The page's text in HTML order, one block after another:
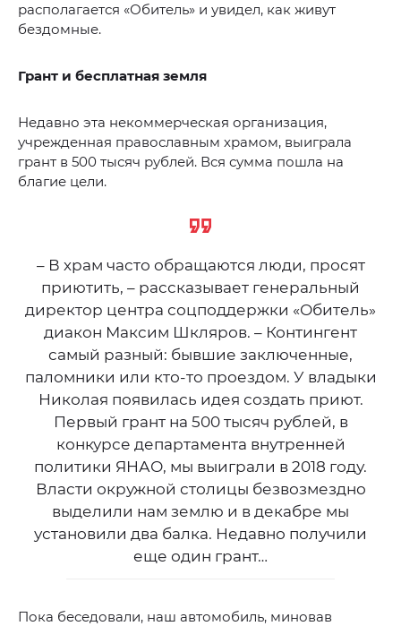
располагается «Обитель» и увидел, как живут
бездомные.
Грант и бесплатная земля
Недавно эта некоммерческая организация,
учрежденная православным храмом, выиграла
грант в 500 тысяч рублей. Вся сумма пошла на
благие цели.
– В храм часто обращаются люди, просят
приютить, – рассказывает генеральный
директор центра соцподдержки «Обитель»
диакон Максим Шкляров. – Контингент
самый разный: бывшие заключенные,
паломники или кто-то проездом. У владыки
Николая появилась идея создать приют.
Первый грант на 500 тысяч рублей, в
конкурсе департамента внутренней
политики ЯНАО, мы выиграли в 2018 году.
Власти окружной столицы безвозмездно
выделили нам землю и в декабре мы
установили два балка. Недавно получили
еще один грант…
Пока беседовали, наш автомобиль, миновав